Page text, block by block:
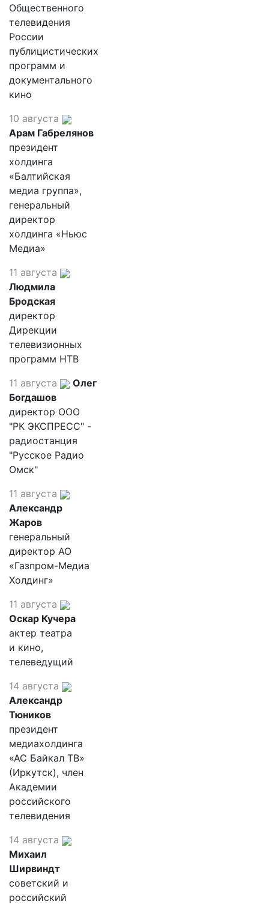
Общественного
телевидения
России
публицистических
программ и
документального
кино
10 августа
Арам Габрелянов
президент
холдинга
«Балтийская
медиа группа»,
генеральный
директор
холдинга «Ньюс
Медиа»
11 августа
Людмила
Бродская
директор
Дирекции
телевизионных
программ НТВ
11 августа
Олег
Богдашов
директор ООО
"РК ЭКСПРЕСС" -
радиостанция
"Русское Радио
Омск"
11 августа
Александр
Жаров
генеральный
директор АО
«Газпром-Медиа
Холдинг»
11 августа
Оскар Кучера
актер театра
и кино,
телеведущий
14 августа
Александр
Тюников
президент
медиахолдинга
«АС Байкал ТВ»
(Иркутск), член
Академии
российского
телевидения
14 августа
Михаил
Ширвиндт
советский и
российский